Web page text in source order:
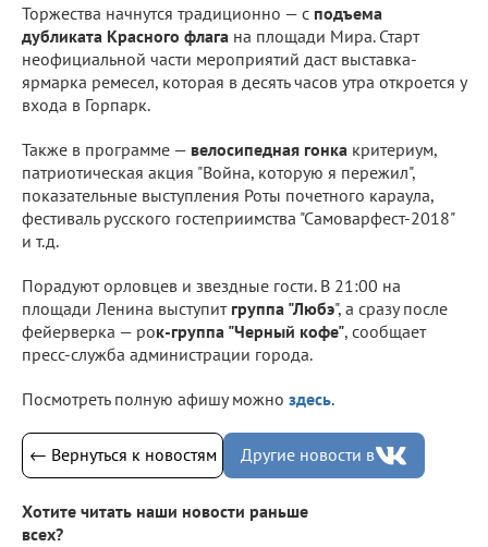
Торжества начнутся традиционно — с подъема
дубликата Красного флага на площади Мира. Старт
неофициальной части мероприятий даст выставка-
ярмарка ремесел, которая в десять часов утра откроется у
входа в Горпарк.
Также в программе — велосипедная гонка критериум,
патриотическая акция "Война, которую я пережил",
показательные выступления Роты почетного караула,
фестиваль русского гостеприимства "Самоварфест-2018"
и т.д.
Порадуют орловцев и звездные гости. В 21:00 на
площади Ленина выступит группа "Любэ", а сразу после
фейерверка — рок-группа "Черный кофе", сообщает
пресс-служба администрации города.
Посмотреть полную афишу можно здесь.
← Вернуться к новостям Другие новости в
Хотите читать наши новости раньше
всех?